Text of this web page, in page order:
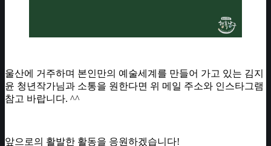
울산에 거주하며 본인만의 예술세계를 만들어 가고 있는 김지
윤 청년작가님과 소통을 원한다면 위 메일 주소와 인스타그램
참고 바랍니다. ^^
앞으로의 활발한 활동을 응원하겠습니다!